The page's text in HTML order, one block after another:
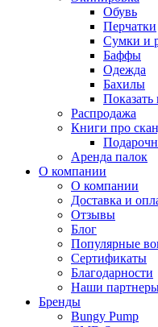
Обувь
Перчатки
Сумки и
Баффы
Одежда
Бахилы
Показать
Распродажа
Книги про
Аренда палок
О компании
О компании
Доставка и
Отзывы
Блог
Популярные
Сертификаты
Благодарности
Наши
Бренды
Bungy Pump